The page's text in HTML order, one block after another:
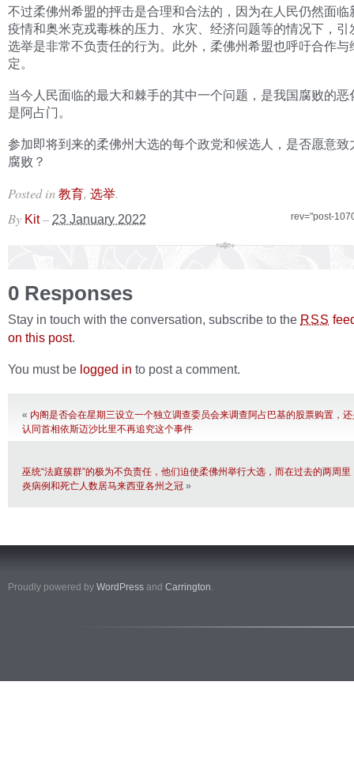
不过柔佛州希盟的抨击是合理和合法的，因为在人民仍然面临
疫情和奥米克戎毒株的压力、水灾、经济问题等的情况下，引
选举是非常不负责任的行为。此外，柔佛州希盟也呼吁合作与
定。
当今人民面临的最大和棘手的其中一个问题，是我国腐败的恶
是阿占门。
参加即将到来的柔佛州大选的每个政党和候选人，是否愿意致
腐败？
Posted in 教育, 选举.
rev="post-
By Kit – 23 January 2022
0 Responses
Stay in touch with the conversation, subscribe to the RSS
on this post.
You must be logged in to post a comment.
« 内阁是否会在星期三设立一个独立调查委员会来调查阿占巴基的股票购置，
认同首相依斯迈沙比里不再追究这个事件
巫统“法庭簇群”的极为不负责任，他们迫使柔佛州举行大选，而在过去的两周
炎病例和死亡人数居马来西亚各州之冠 »
Proudly powered by WordPress and Carrington.